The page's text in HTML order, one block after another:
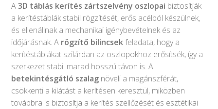
a
következőre:
A3D táblás kerítés zártszelvény oszlopai biztosítják
a kerítéstáblák stabil rögzítését, erős acélból készülnek,
és ellenállnak a mechanikai igénybevételnek és az
időjárásnak. A rögzítő bilincsekfeladata, hogy a
kerítéstáblákat szilárdan az oszlopokhoz erősítsék, így a
szerkezet stabil marad hosszú távon is. A
betekintésgátló szalagnöveli a magánszférát,
csökkenti a kilátást a kerítésen keresztül, miközben
továbbra is biztosítja a kerítés szellőzését és esztétikai